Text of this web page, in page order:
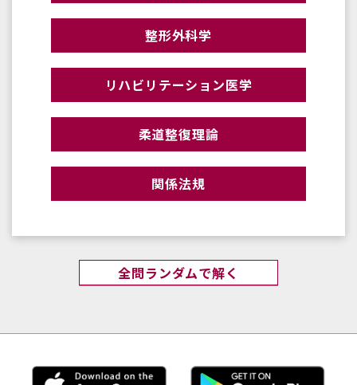
整形外科学
リハビリテーション医学
柔道整復理論
関係法規
全問ランダムで解く